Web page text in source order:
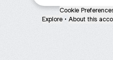
Cookie
Explore • About this